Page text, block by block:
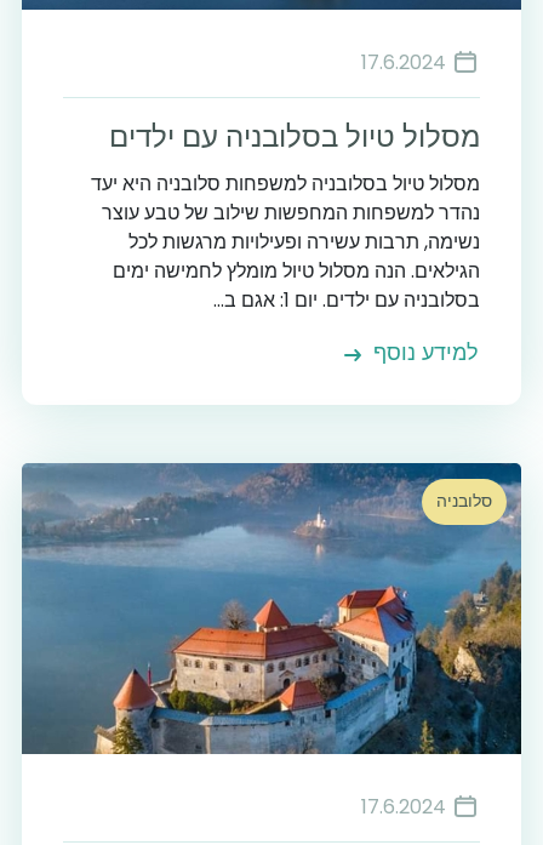
17.6.2024
מסלול טיול בסלובניה עם ילדים
מסלול טיול בסלובניה למשפחות סלובניה היא יעד
נהדר למשפחות המחפשות שילוב של טבע עוצר
נשימה, תרבות עשירה ופעילויות מרגשות לכל
הגילאים. הנה מסלול טיול מומלץ לחמישה ימים
בסלובניה עם ילדים. יום 1: אגם ב...
למידע נוסף
סלובניה
17.6.2024